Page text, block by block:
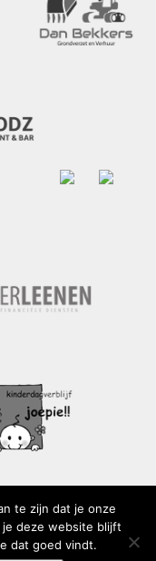
te zijn dat je onze
deze website blijft
dat goed vindt.